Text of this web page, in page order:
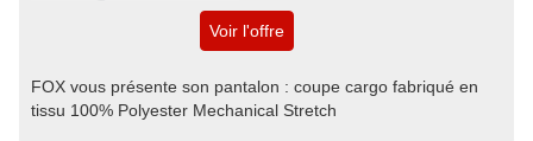
Voir l'offre
FOX vous présente son pantalon : coupe cargo fabriqué en
tissu 100% Polyester Mechanical Stretch